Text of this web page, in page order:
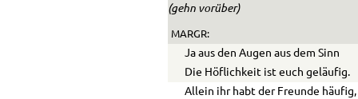
(gehn vorüber)
MARGR:
Ja aus den Augen aus dem Sinn
Die Höflichkeit ist euch geläufig.
Allein ihr habt der Freunde häufig,